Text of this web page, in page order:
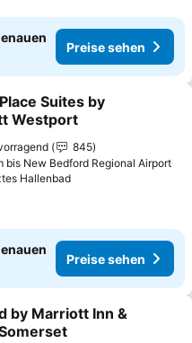
Preise sehen
hinzufügen
Suites by
Westport
845
bis New Bedford Regional Airport
Hallenbad
Preise sehen
hinzufügen
by Marriott Inn &